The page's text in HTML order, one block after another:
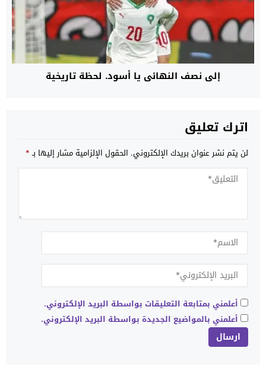
إلى نصف النهائي يا أسود. لحظة تاريخية
اترك تعليق
لن يتم نشر عنوان بريدك الإلكتروني. الحقول الإلزامية مشار إليها بـ*
أعلمني بمتابعة التعليقات بواسطة البريد الإلكتروني.
أعلمني بالمواضيع الجديدة بواسطة البريد الإلكتروني.